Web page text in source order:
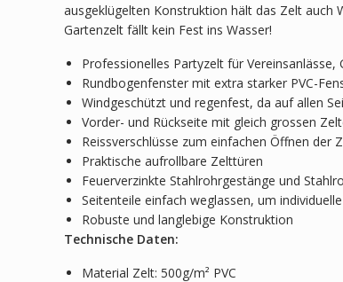
ausgeklügelten Konstruktion hält das Zelt auch
Gartenzelt fällt kein Fest ins Wasser!
Professionelles Partyzelt für
Rundbogenfenster mit extra starker PVC-
Windgeschützt und regenfest, da auf allen
Vorder- und Rückseite mit gleich grossen
Reissverschlüsse zum einfachen Öffnen der
Praktische aufrollbare Zelttüren
Feuerverzinkte Stahlrohrgestänge und
Seitenteile einfach weglassen, um
Robuste und langlebige Konstruktion
Technische Daten:
Material Zelt: 500g/m² PVC